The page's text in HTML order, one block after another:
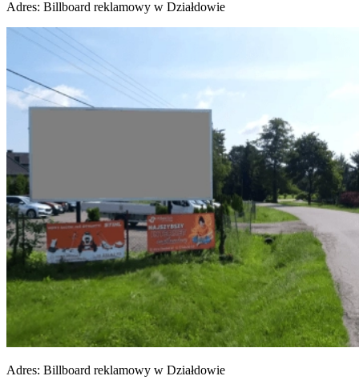
Adres: Billboard reklamowy w Działdowie
Adres: Billboard reklamowy w Działdowie